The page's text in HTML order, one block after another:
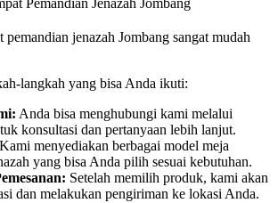
pemandian jenazah Jombang sangat mudah
langkah yang bisa Anda ikuti:
Anda bisa menghubungi kami melalui
konsultasi dan pertanyaan lebih lanjut.
Kami menyediakan berbagai model meja
yang bisa Anda pilih sesuai kebutuhan.
Setelah memilih produk, kami akan
dan melakukan pengiriman ke lokasi Anda.